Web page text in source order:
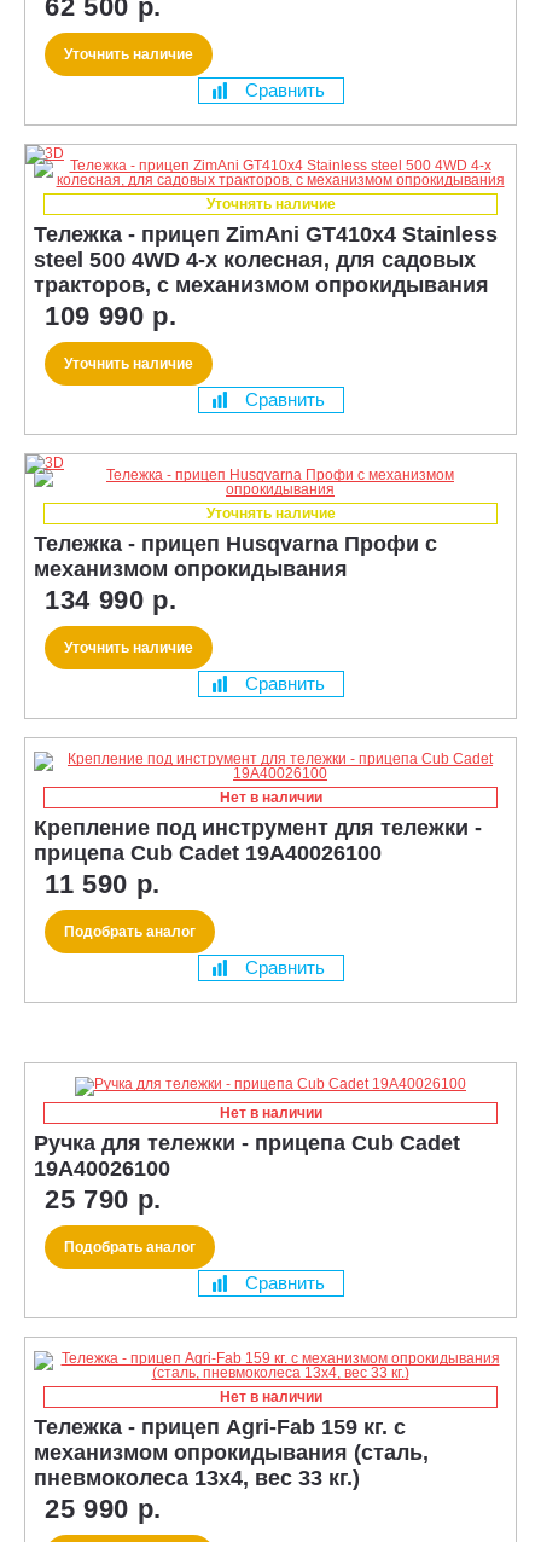
62 500 р.
Уточнить наличие
Сравнить
Уточнять наличие
Тележка - прицеп ZimAni GT410x4 Stainless
steel 500 4WD 4-х колесная, для садовых
тракторов, с механизмом опрокидывания
109 990 р.
Уточнить наличие
Сравнить
Уточнять наличие
Тележка - прицеп Husqvarna Профи с
механизмом опрокидывания
134 990 р.
Уточнить наличие
Сравнить
Нет в наличии
Крепление под инструмент для тележки -
прицепа Cub Cadet 19A40026100
11 590 р.
Подобрать аналог
Сравнить
Нет в наличии
Ручка для тележки - прицепа Cub Cadet
19A40026100
25 790 р.
Подобрать аналог
Сравнить
Нет в наличии
Тележка - прицеп Agri-Fab 159 кг. с
механизмом опрокидывания (сталь,
пневмоколеса 13х4, вес 33 кг.)
25 990 р.